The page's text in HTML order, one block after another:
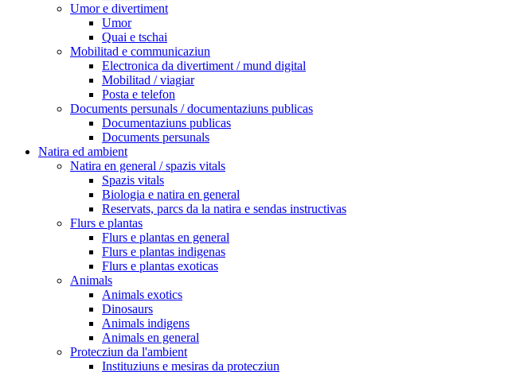
Umor e divertiment
Umor
Quai e tschai
Mobilitad e communicaziun
Electronica da divertiment / mund digital
Mobilitad / viagiar
Posta e telefon
Documents persunals / documentaziuns publicas
Documentaziuns publicas
Documents persunals
Natira ed ambient
Natira en general / spazis vitals
Spazis vitals
Biologia e natira en general
Reservats, parcs da la natira e sendas instructivas
Flurs e plantas
Flurs e plantas en general
Flurs e plantas indigenas
Flurs e plantas exoticas
Animals
Animals exotics
Dinosaurs
Animals indigens
Animals en general
Protecziun da l'ambient
Instituziuns e mesiras da protecziun